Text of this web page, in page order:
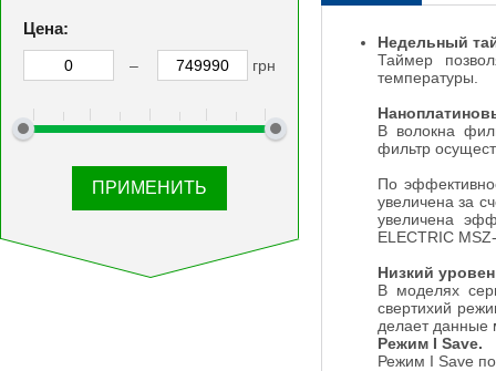
Недельный
Таймер
температуры.
В волокна
фильтр
По
увеличена за
увеличена
ELECTRIC
Низкий
В моделях
свертихий
делает данные
Режим I Save.
Режим I Save
Цена:
– грн